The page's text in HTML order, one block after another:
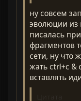
ну совсем
эволюции из
писалась
фрагментов
сети, ну что
жать ctrl+c &
вставлять